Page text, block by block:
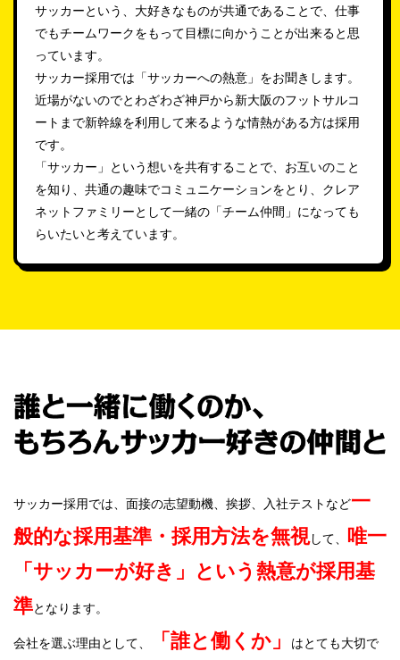
サッカーという、大好きなものが共通であることで、仕事
でもチームワークをもって目標に向かうことが出来ると思
っています。
サッカー採用では「サッカーへの熱意」をお聞きします。
近場がないのでとわざわざ神戸から新大阪のフットサルコ
ートまで新幹線を利用して来るような情熱がある方は採用
です。
「サッカー」という想いを共有することで、お互いのこと
を知り、共通の趣味でコミュニケーションをとり、クレア
ネットファミリーとして一緒の「チーム仲間」になっても
らいたいと考えています。
サッカー採用では、面接の志望動機、挨拶、入社テストなど一
般的な採用基準・採用方法を無視して、
唯一
「サッカーが好き」という熱意が採用基
準となります。
会社を選ぶ理由として、 「誰と働くか」
はとても大切で